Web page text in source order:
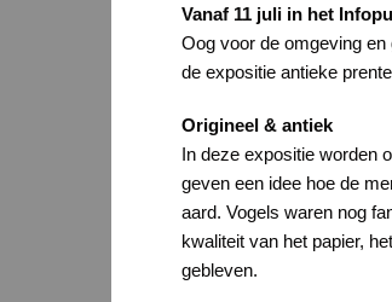
Vanaf 11 juli in het
Oog voor de omgeving
de expositie antieke
Origineel & antiek
In deze expositie worden
geven een idee hoe de
aard. Vogels waren nog
kwaliteit van het papier,
gebleven.